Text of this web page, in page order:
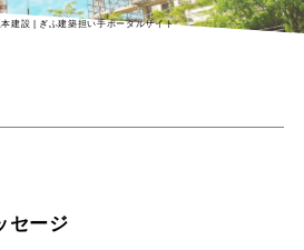
建設 | ぎふ建築担い手ポータルサイト
セージ